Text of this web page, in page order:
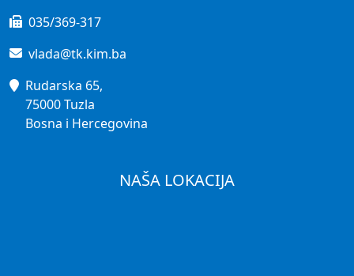
035/369-317
vlada@tk.kim.ba
Rudarska 65,
75000 Tuzla
Bosna i Hercegovina
NAŠA LOKACIJA